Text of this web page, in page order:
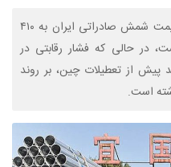
گزارش‌های جدید نشان می‌دهد که قیمت شمش صادراتی ایران به ۴۱۰
در حالی که فشار رقابتی در
پیش از تعطیلات چین، بر روند
است.